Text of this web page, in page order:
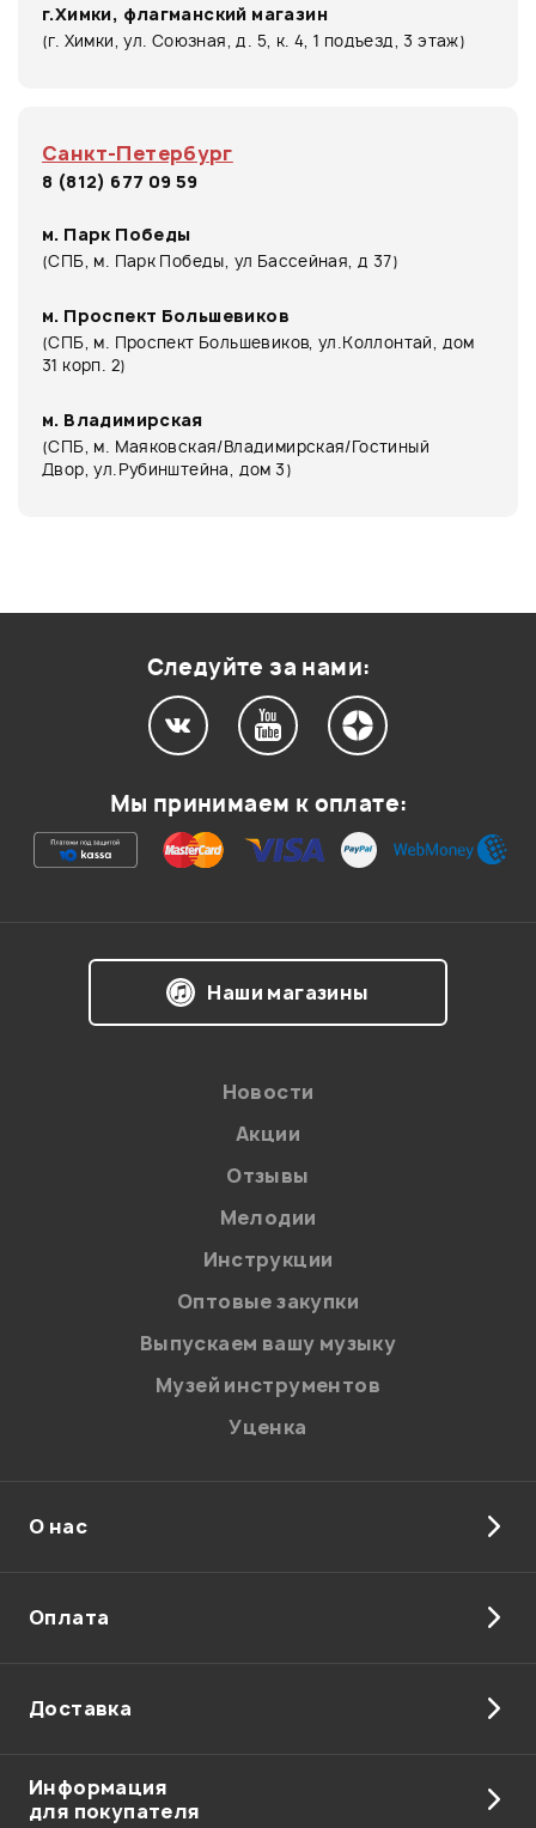
г.Химки, флагманский магазин
(г. Химки, ул. Союзная, д. 5, к. 4, 1 подъезд, 3 этаж)
Санкт-Петербург
8 (812) 677 09 59
м. Парк Победы
(СПБ, м. Парк Победы, ул Бассейная, д 37)
м. Проспект Большевиков
(СПБ, м. Проспект Большевиков, ул.Коллонтай, дом
31 корп. 2)
м. Владимирская
(СПБ, м. Маяковская/Владимирская/Гостиный
Двор, ул.Рубинштейна, дом 3)
Следуйте за нами:
Мы принимаем к оплате:
Наши магазины
Новости
Акции
Отзывы
Мелодии
Инструкции
Оптовые закупки
Выпускаем вашу музыку
Музей инструментов
Уценка
О нас
Оплата
Доставка
Информация
для покупателя